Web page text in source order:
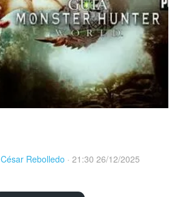
César Rebolledo · 21:30 26/12/2025